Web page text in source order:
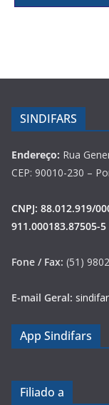
SINDIFARS
Endereço: Rua
CEP: 90010-230 –
CNPJ: 88.012.919/
911.000183.87505-5
Fone / Fax: (51)
E-mail Geral:
App Sindifars
Filiado a